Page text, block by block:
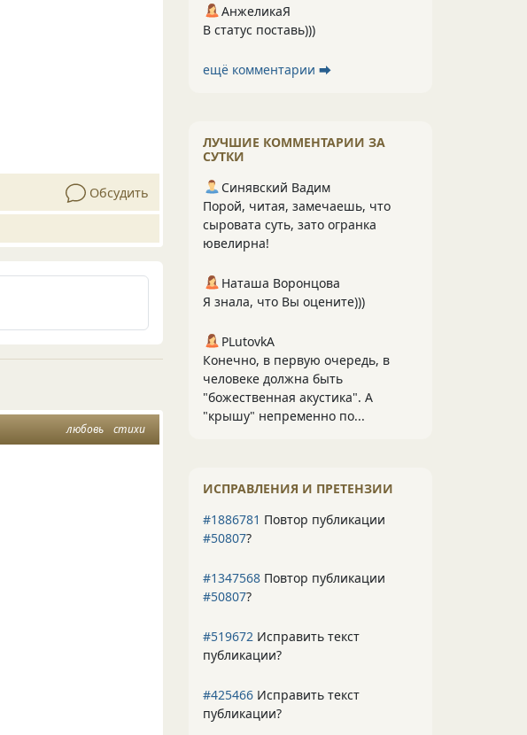
Обсудить
любовь стихи
АнжеликаЯ
В статус поставь)))
ещё комментарии ⮕
ЛУЧШИЕ КОММЕНТАРИИ ЗА
СУТКИ
Синявский Вадим
Порой, читая, замечаешь, что
сыровата суть, зато огранка
ювелирна!
Наташа Воронцова
Я знала, что Вы оцените)))
PLutоvkА
Конечно, в первую очередь, в
человеке должна быть
"божественная акустика". А
"крышу" непременно по...
ИСПРАВЛЕНИЯ И ПРЕТЕНЗИИ
#1886781 Повтор публикации
#50807?
#1347568 Повтор публикации
#50807?
#519672 Исправить текст
публикации?
#425466 Исправить текст
публикации?